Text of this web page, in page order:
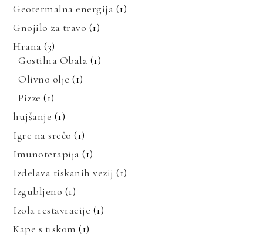
Geotermalna energija (1)
Gnojilo za travo (1)
Hrana (3)
Gostilna Obala (1)
Olivno olje (1)
Pizze (1)
hujšanje (1)
Igre na srečo (1)
Imunoterapija (1)
Izdelava tiskanih vezij (1)
Izgubljeno (1)
Izola restavracije (1)
Kape s tiskom (1)